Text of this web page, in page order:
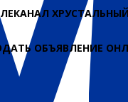
ОБЪЯВЛЕНИЕ